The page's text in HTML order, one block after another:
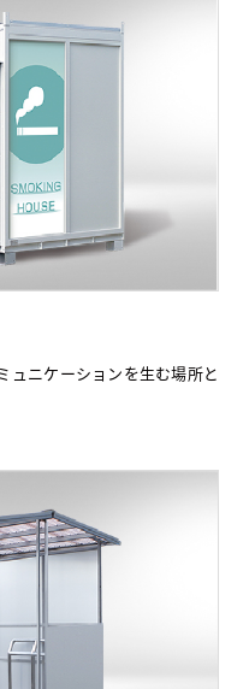
ュニケーションを生む場所と